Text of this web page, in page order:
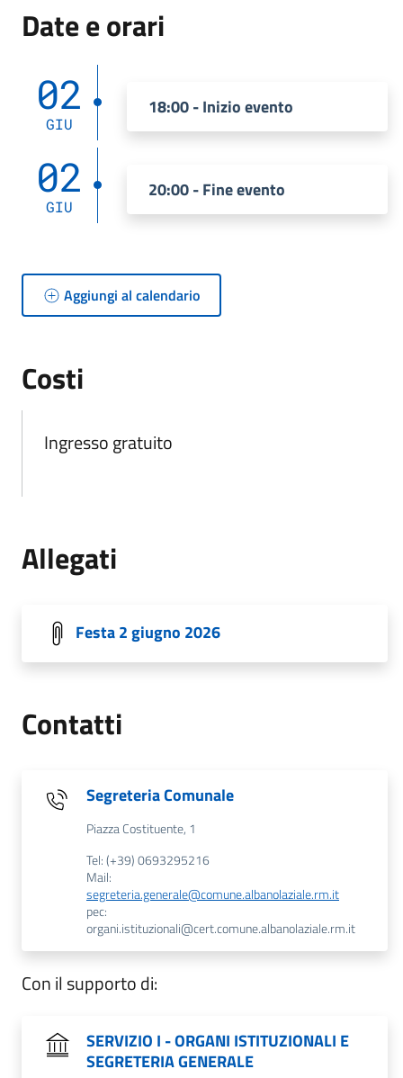
Date e orari
02
GIU
18:00 - Inizio evento
02
GIU
20:00 - Fine evento
Aggiungi al calendario
Costi
Ingresso gratuito
Allegati
Festa 2 giugno 2026
Contatti
Segreteria Comunale
Piazza Costituente, 1
Tel: (+39) 0693295216
Mail:
segreteria.generale@comune.albanolaziale.rm.it
pec:
organi.istituzionali@cert.comune.albanolaziale.rm.it
Con il supporto di:
SERVIZIO I - ORGANI ISTITUZIONALI E
SEGRETERIA GENERALE